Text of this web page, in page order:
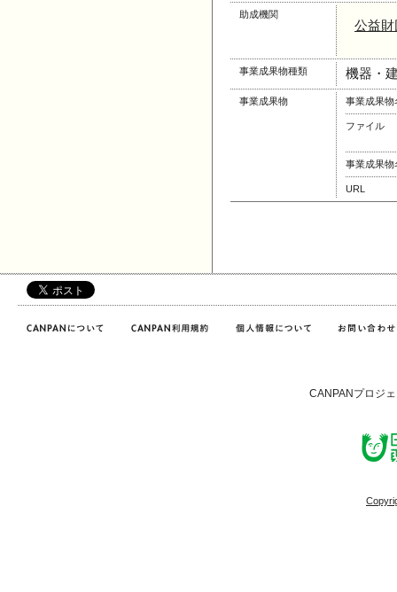
助成機関
公益
事業成果物種類 機器・
事業成果物 事業成果物
ファイル
事業成果物
URL
CANPANプロジ